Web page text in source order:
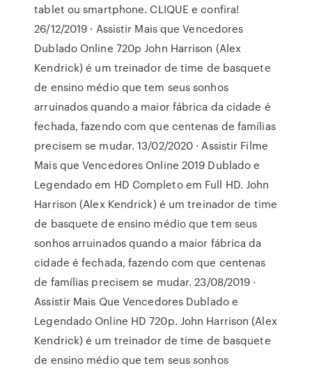
tablet ou smartphone. CLIQUE e confira!
26/12/2019 · Assistir Mais que Vencedores
Dublado Online 720p John Harrison (Alex
Kendrick) é um treinador de time de basquete
de ensino médio que tem seus sonhos
arruinados quando a maior fábrica da cidade é
fechada, fazendo com que centenas de famílias
precisem se mudar. 13/02/2020 · Assistir Filme
Mais que Vencedores Online 2019 Dublado e
Legendado em HD Completo em Full HD. John
Harrison (Alex Kendrick) é um treinador de time
de basquete de ensino médio que tem seus
sonhos arruinados quando a maior fábrica da
cidade é fechada, fazendo com que centenas
de famílias precisem se mudar. 23/08/2019 ·
Assistir Mais Que Vencedores Dublado e
Legendado Online HD 720p. John Harrison (Alex
Kendrick) é um treinador de time de basquete
de ensino médio que tem seus sonhos